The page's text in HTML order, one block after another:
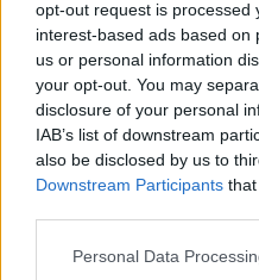
opt-out request is processed
interest-based ads based on
us or personal information
your opt-out. You may
disclosure of your personal
IAB’s list of downstream
also be disclosed by us to
Downstream Participants
Personal Data
Entrambi i segni
intense. Questa coppia
per un legame